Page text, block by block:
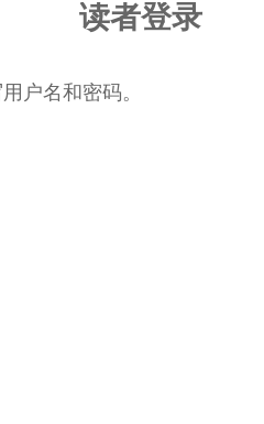
下载排名
读者登录
户名和密码。